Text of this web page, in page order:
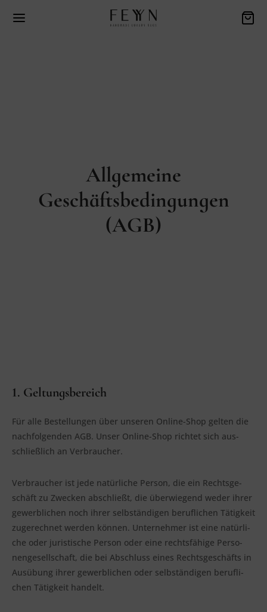
Allgemeine
Geschäftsbedingungen
(AGB)
1. Geltungsbereich
Für alle Bestel­lun­gen über unse­ren Online-Shop gel­ten die
nach­fol­gen­den AGB. Unser Online-Shop rich­tet sich aus­
schließ­lich an Verbraucher.
Ver­brau­cher ist jede natür­li­che Per­son, die ein Rechts­ge­
schäft zu Zwe­cken abschließt, die über­wie­gend weder ihrer
gewerb­li­chen noch ihrer selb­stän­di­gen beruf­li­chen Tätig­keit
zuge­rech­net wer­den kön­nen. Unter­neh­mer ist eine natür­li­
che oder juris­ti­sche Per­son oder eine rechts­fä­hi­ge Per­so­
nen­ge­sell­schaft, die bei Abschluss eines Rechts­ge­schäfts in
Aus­übung ihrer gewerb­li­chen oder selb­stän­di­gen beruf­li­
chen Tätig­keit handelt.